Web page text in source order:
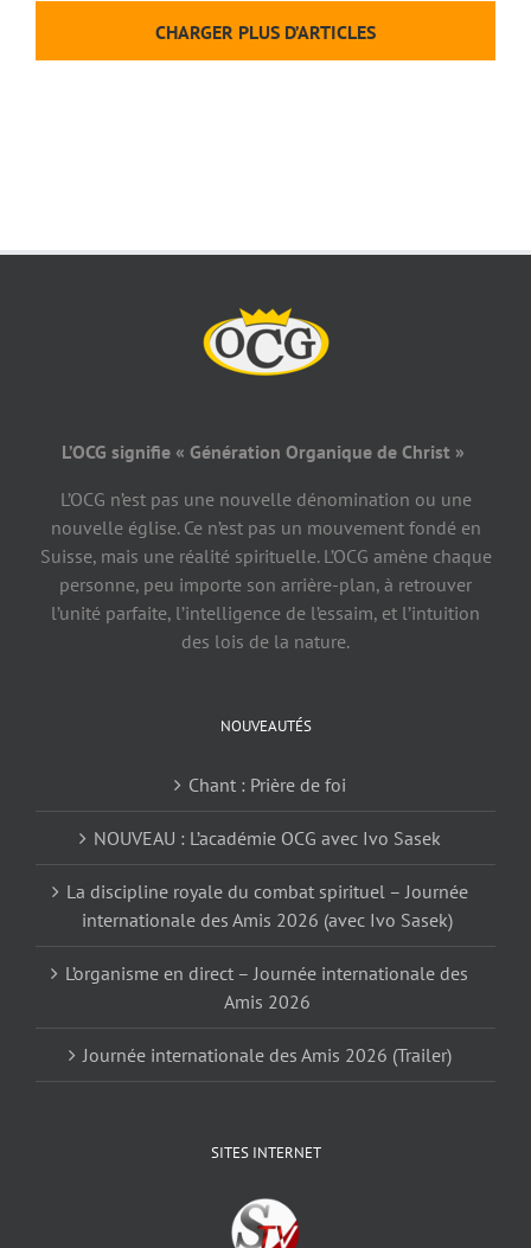
CHARGER PLUS D’ARTICLES
L’OCG signifie « Génération Organique de Christ »
L’OCG n’est pas une nouvelle dénomination ou une
nouvelle église. Ce n’est pas un mouvement fondé en
Suisse, mais une réalité spirituelle. L’OCG amène chaque
personne, peu importe son arrière-plan, à retrouver
l’unité parfaite, l’intelligence de l’essaim, et l’intuition
des lois de la nature.
NOUVEAUTÉS
Chant : Prière de foi
NOUVEAU : L’académie OCG avec Ivo Sasek
La discipline royale du combat spirituel – Journée
internationale des Amis 2026 (avec Ivo Sasek)
L’organisme en direct – Journée internationale des
Amis 2026
Journée internationale des Amis 2026 (Trailer)
SITES INTERNET